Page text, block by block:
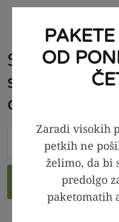
Sadni namaz
s Chia
dodanega
V
OD
Zaradi visokih
petkih ne
želimo, da bi
predolgo
paketomatih